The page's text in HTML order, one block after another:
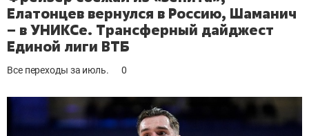
Елатонцев вернулся в Россию, Шаманич
– в УНИКСе. Трансферный дайджест
Единой лиги ВТБ
Все переходы за июль. 0